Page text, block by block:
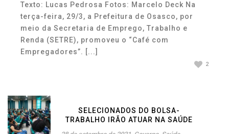
Texto: Lucas Pedrosa Fotos: Marcelo Deck Na
terça-feira, 29/3, a Prefeitura de Osasco, por
meio da Secretaria de Emprego, Trabalho e
Renda (SETRE), promoveu o “Café com
Empregadores”. [...]
2
SELECIONADOS DO BOLSA-
TRABALHO IRÃO ATUAR NA SAÚDE